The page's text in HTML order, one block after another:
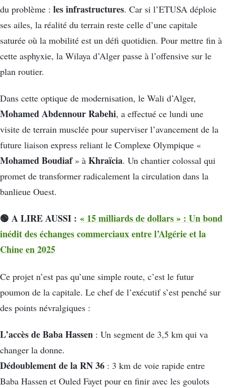
du problème : les infrastructures. Car si l’ETUSA déploie
ses ailes, la réalité du terrain reste celle d’une capitale
saturée où la mobilité est un défi quotidien. Pour mettre fin à
cette asphyxie, la Wilaya d’Alger passe à l’offensive sur le
plan routier.
Dans cette optique de modernisation, le Wali d’Alger,
Mohamed Abdennour Rabehi, a effectué ce lundi une
visite de terrain musclée pour superviser l’avancement de la
future liaison express reliant le Complexe Olympique «
Mohamed Boudiaf» à Khraïcia. Un chantier colossal qui
promet de transformer radicalement la circulation dans la
banlieue Ouest.
🟢 A LIRE AUSSI : « 15 milliards de dollars » : Un bond
inédit des échanges commerciaux entre l’Algérie et la
Chine en 2025
Ce projet n’est pas qu’une simple route, c’est le futur
poumon de la capitale. Le chef de l’exécutif s’est penché sur
des points névralgiques :
L’accès de Baba Hassen : Un segment de 3,5 km qui va
changer la donne.
Dédoublement de la RN 36 : 3 km de voie rapide entre
Baba Hassen et Ouled Fayet pour en finir avec les goulots